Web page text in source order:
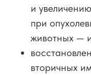
и
при
животных —
вторичных